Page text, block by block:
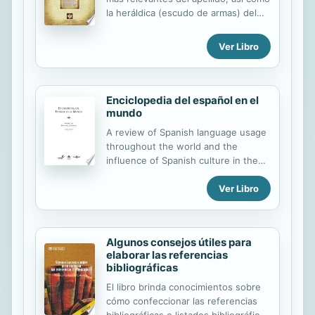
por el impacto de la pandemia.
la heráldica (escudo de armas) del
edición de todas nuestras láminas
nos regimos por un estricto
protocolo cuya finalidad es la de
garantizar la veracidad y utilidad de la
información. Incluye descripción y
simbolismo de los principales
heráldicas.
Ver Libro
Enciclopedia del español en el
mundo
A review of Spanish language usage
throughout the world and the
influence of Spanish culture in the
Ver Libro
Algunos consejos útiles para
elaborar las referencias
bibliográficas
El libro brinda conocimientos sobre
cómo confeccionar las referencias